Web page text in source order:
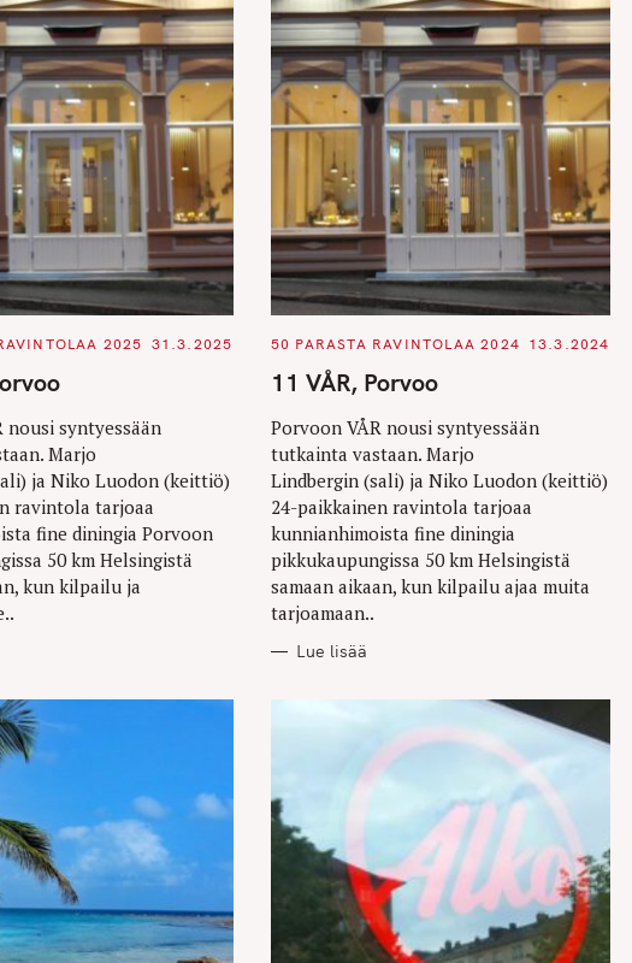
2025 31.3.2025
nousi syntyessään
Marjo
ja Niko Luodon (keittiö)
ravintola tarjoaa
fine diningia Porvoon
50 km Helsingistä
kun kilpailu ja
C
T
E
O
R
I
S
50 PARASTA RAVINTOLAA 2024 13.3.2024
11 VÅR, Porvoo
Porvoon VÅR nousi syntyessään
tutkainta vastaan. Marjo
Lindbergin (sali) ja Niko Luodon (keittiö)
24-paikkainen ravintola tarjoaa
kunnianhimoista fine diningia
pikkukaupungissa 50 km Helsingistä
samaan aikaan, kun kilpailu ajaa muita
tarjoamaan..
Lue lisää